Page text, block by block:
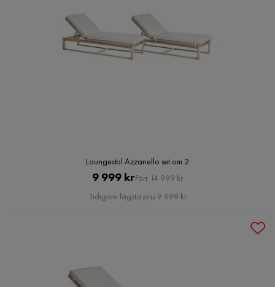
Loungestol Azzanello set om 2
Pris
9 999 krOriginal
Pris
Förr 14 999 kr
Tidigare lägsta pris 9 999 kr